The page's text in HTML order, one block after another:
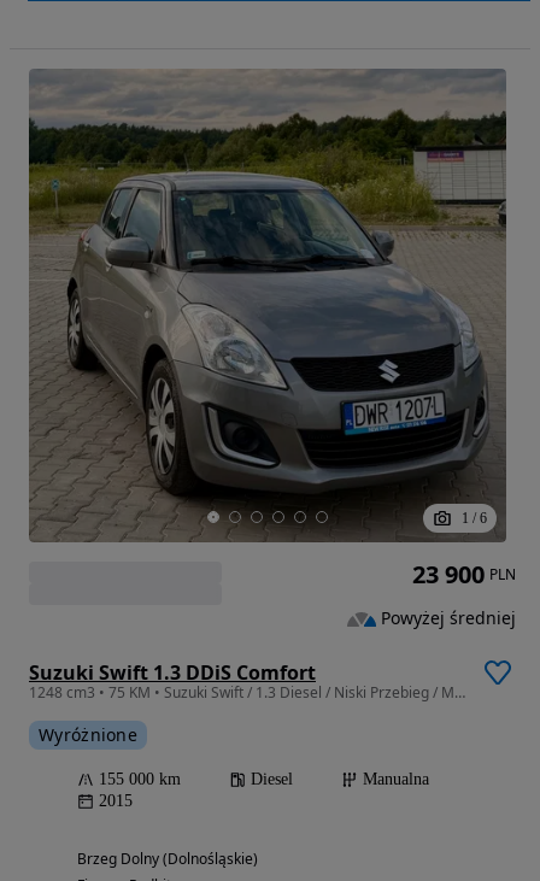
1 / 6
Suzuki Swift 1.3 DDiS Comfort
1248 cm3 • 75 KM • Suzuki Swift / 1.3 Diesel / Niski Przebieg / Miejskie Auto / Idealny!
Wyróżnione
155 000 km Diesel
Manualna
2015
Brzeg Dolny (Dolnośląskie)
23 900 PLN
Powyżej średniej